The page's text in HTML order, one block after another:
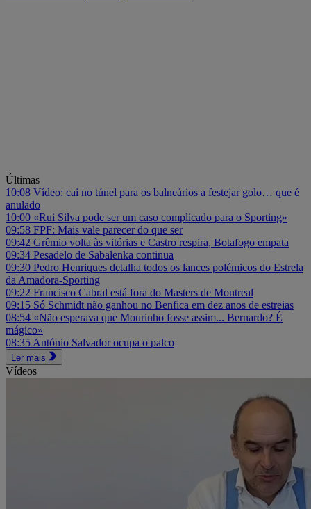
Últimas
10:08 Vídeo: cai no túnel para os balneários a festejar golo… que é
anulado
10:00 «Rui Silva pode ser um caso complicado para o Sporting»
09:58 FPF: Mais vale parecer do que ser
09:42 Grêmio volta às vitórias e Castro respira, Botafogo empata
09:34 Pesadelo de Sabalenka continua
09:30 Pedro Henriques detalha todos os lances polémicos do Estrela
da Amadora-Sporting
09:22 Francisco Cabral está fora do Masters de Montreal
09:15 Só Schmidt não ganhou no Benfica em dez anos de estreias
08:54 «Não esperava que Mourinho fosse assim... Bernardo? É
mágico»
08:35 António Salvador ocupa o palco
Ler mais
Vídeos